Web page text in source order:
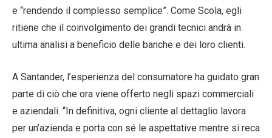
e “rendendo il complesso semplice”. Come Scola, egli
ritiene che il coinvolgimento dei grandi tecnici andrà in
ultima analisi a beneficio delle banche e dei loro clienti.
A Santander, l’esperienza del consumatore ha guidato gran
parte di ciò che ora viene offerto negli spazi commerciali
e aziendali. “In definitiva, ogni cliente al dettaglio lavora
per un’azienda e porta con sé le aspettative mentre si reca